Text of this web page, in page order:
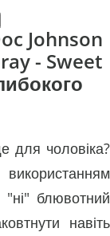
Johnson
- Sweet
для чоловіка?
блювотний
навіть